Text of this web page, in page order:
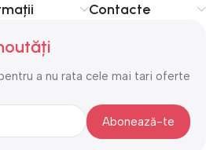
Contacte
a nu rata cele mai tari oferte